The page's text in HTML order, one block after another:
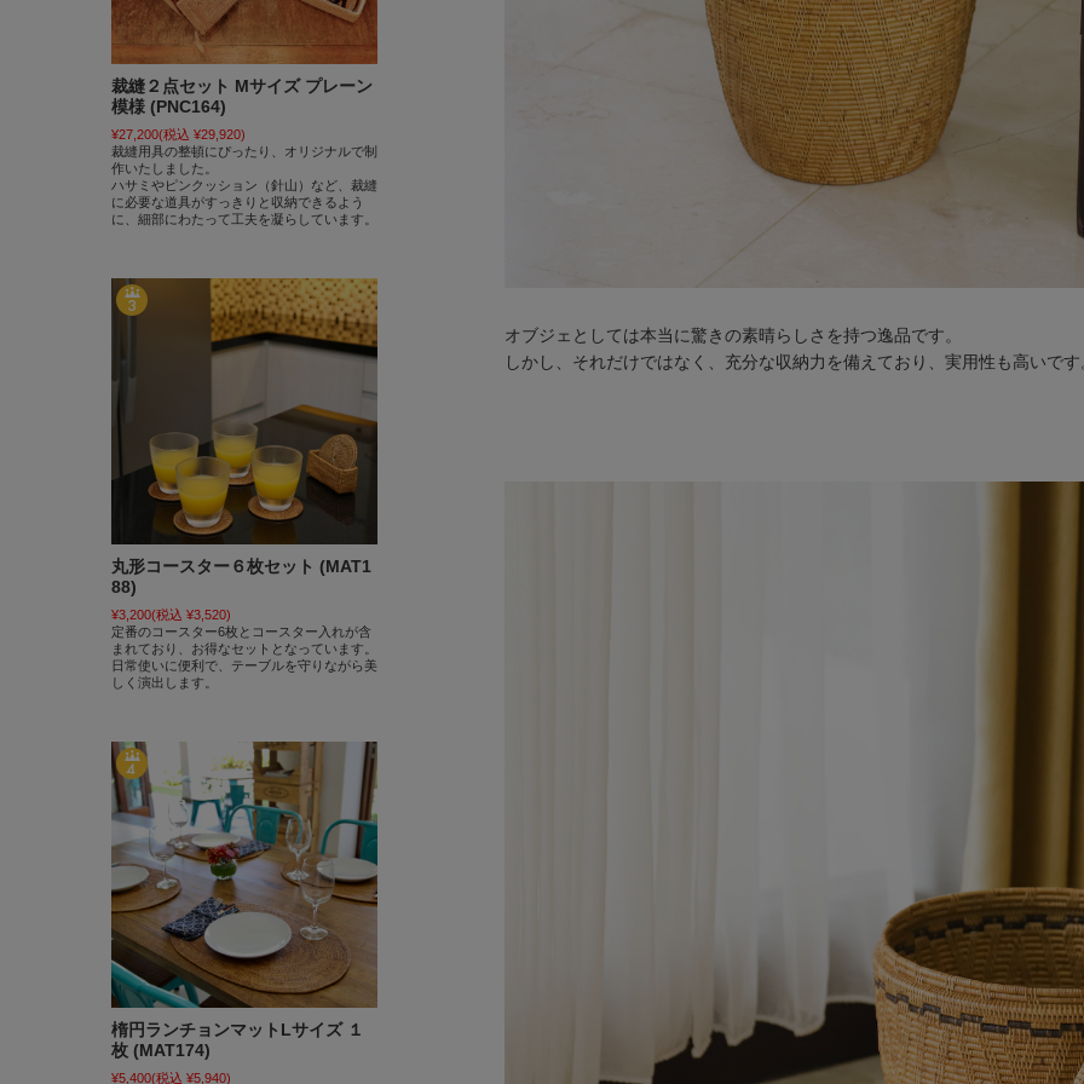
オブジェとしては本当に驚きの素晴らしさを持つ逸品です。
しかし、それだけではなく、充分な収納力を備えており、実用性も高いです
裁縫２点セット Mサイズ プレーン
模様 (PNC164)
¥27,200(税込 ¥29,920)
裁縫用具の整頓にぴったり、オリジナルで制
作いたしました。
ハサミやピンクッション（針山）など、裁縫
に必要な道具がすっきりと収納できるよう
に、細部にわたって工夫を凝らしています。
丸形コースター６枚セット (MAT1
88)
¥3,200(税込 ¥3,520)
定番のコースター6枚とコースター入れが含
まれており、お得なセットとなっています。
日常使いに便利で、テーブルを守りながら美
しく演出します。
楕円ランチョンマットLサイズ １
枚 (MAT174)
¥5,400(税込 ¥5,940)